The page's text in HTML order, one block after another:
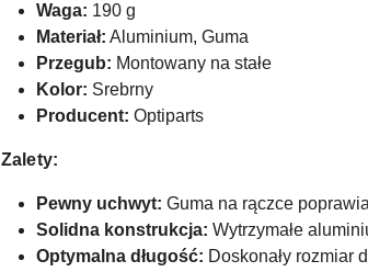
Waga: 190 g
Materiał: Aluminium, Guma
Przegub: Montowany na stałe
Kolor: Srebrny
Producent: Optiparts
Zalety:
Pewny uchwyt: Guma na rączce
Solidna konstrukcja: Wytrzymałe
Optymalna długość: Doskonały rozmiar